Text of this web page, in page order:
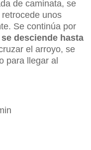
de caminata, se
retrocede unos
Se continúa por
se desciende hasta
el arroyo, se
para llegar al